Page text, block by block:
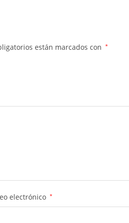
están marcados con *
electrónico *